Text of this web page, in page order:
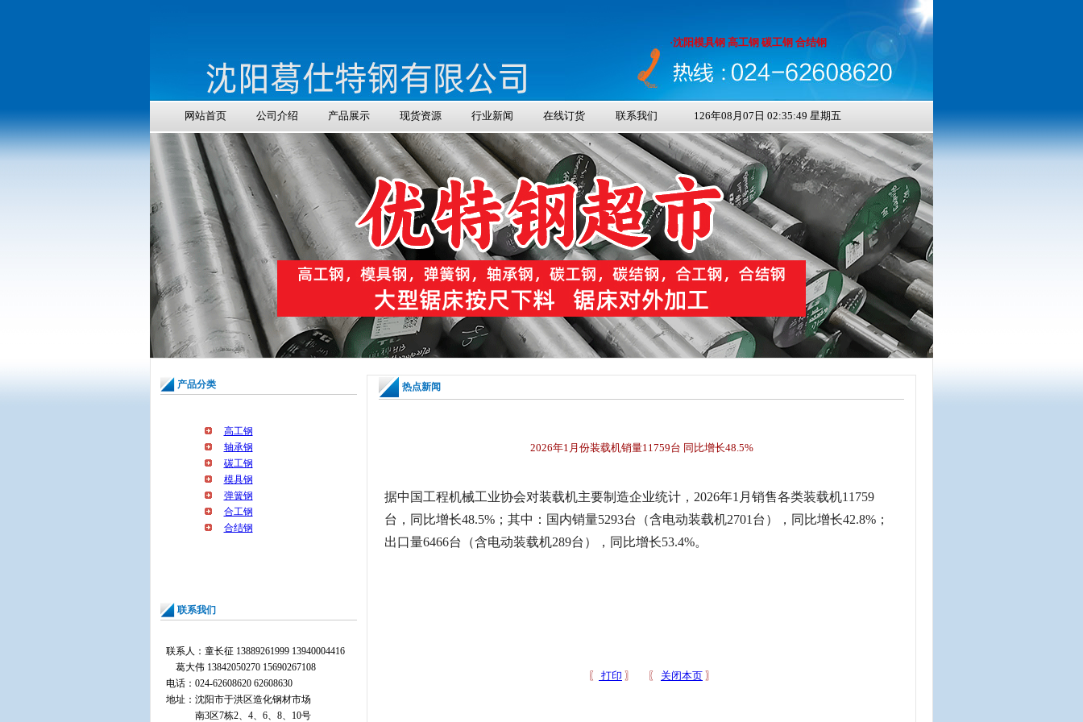
·沈阳模具钢 高工钢 碳工钢 合结钢
网站首页 公司介绍 产品展示 现货资源 行业新闻 在线订货 联系我们 126年08月07日 02:35:49 星期五
产品分类
高工钢
轴承钢
碳工钢
模具钢
弹簧钢
合工钢
合结钢
联系我们
联系人：童长征 13889261999 13940004416
葛大伟 13842050270 15690267108
电话：024-62608620 62608630
地址： 沈阳市于洪区造化钢材市场
南3区7栋2、4、6、8、10号
热点新闻
2026年1月份装载机销量11759台 同比增长48.5%
据中国工程机械工业协会对装载机主要制造企业统计，2026年1月销售各类装载机11759
台，同比增长48.5%；其中：国内销量5293台（含电动装载机2701台），同比增长42.8%；
出口量6466台（含电动装载机289台），同比增长53.4%。
〖 打印 〗 〖 关闭本页 〗